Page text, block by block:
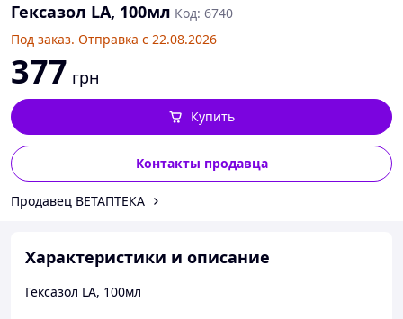
Гексазол LA, 100мл Код: 6740
Под заказ. Отправка с 22.08.2026
377 грн
Контакты продавца
Купить
Продавец ВЕТАПТЕКА
Характеристики и описание
Гексазол LA, 100мл